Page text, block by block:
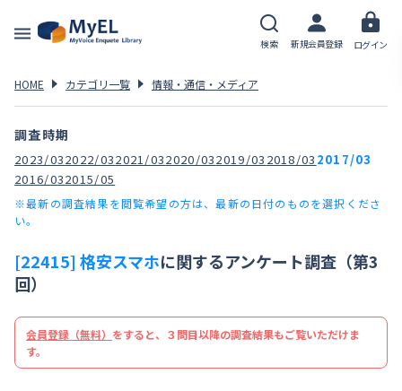
検索 新規会員登録 ログイン
HOME カテゴリ一覧 情報・通信・メディア
調査時期
2023/032022/032021/032020/032019/03 2018/03 2017/03
2016/032015/05
※最新の調査結果を閲覧希望の方は、最新の日付のものを選択くださ
い。
[22415] 格安スマホに関するアンケート調査（第3
回）
会員登録（無料） をすると、３問目以降の調査結果もご覧いただけま
す。